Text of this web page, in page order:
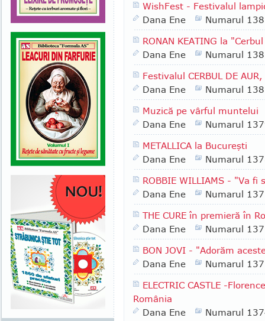
WishFest - Festivalul
Dana Ene
Numarul
RONAN KEATING la
Dana Ene
Numarul
Festivalul CERBUL DE
Dana Ene
Numarul
Muzică pe vârful muntelui
Dana Ene
Numarul
METALLICA la Bucureşti
Dana Ene
Numarul
ROBBIE WILLIAMS - "Va
Dana Ene
Numarul
THE CURE în premieră în
Dana Ene
Numarul
BON JOVI - "Adorăm
Dana Ene
Numarul
ELECTRIC CASTLE -
România
Dana Ene
Numarul